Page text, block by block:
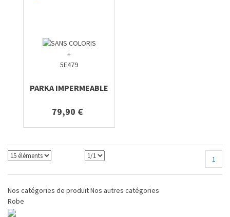
+
5E479
PARKA IMPERMEABLE
79,90 €
1
Nos catégories de produitNos autres catégories
Robe